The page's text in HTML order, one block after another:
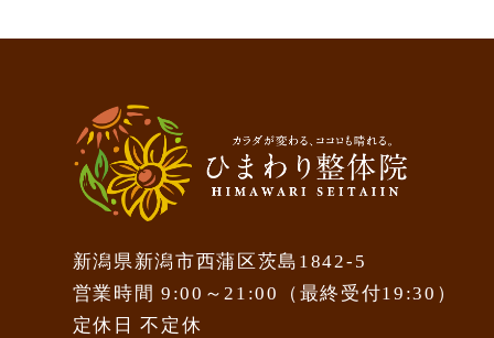
新潟県新潟市西蒲区茨島1842-5
営業時間 9:00～21:00（最終受付19:30）
定休日 不定休